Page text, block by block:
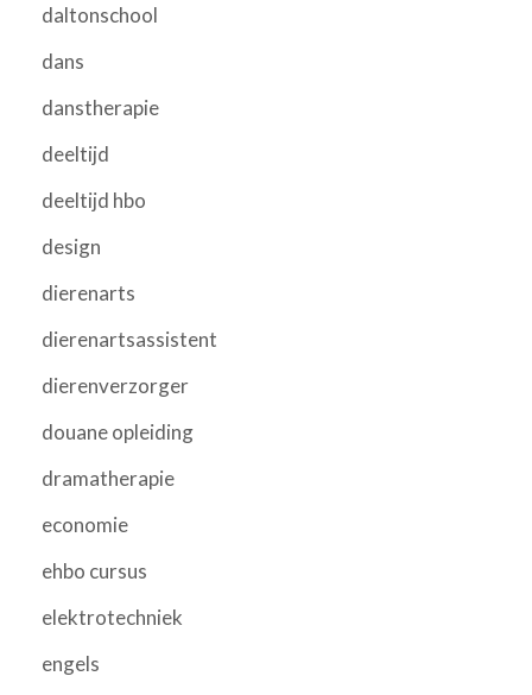
daltonschool
dans
danstherapie
deeltijd
deeltijd hbo
design
dierenarts
dierenartsassistent
dierenverzorger
douane opleiding
dramatherapie
economie
ehbo cursus
elektrotechniek
engels